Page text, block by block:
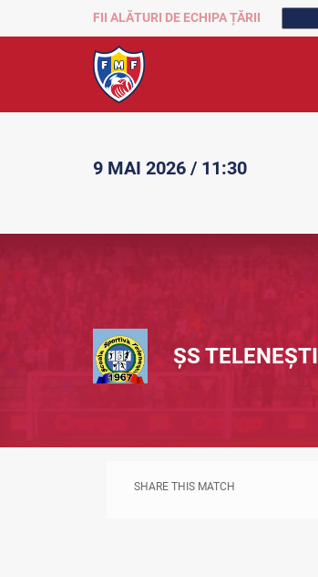
FII ALĂTURI DE ECHIPA ȚĂRII
9 MAI 2026 / 11:30
ȘS TELENEȘTI
SHARE THIS MATCH